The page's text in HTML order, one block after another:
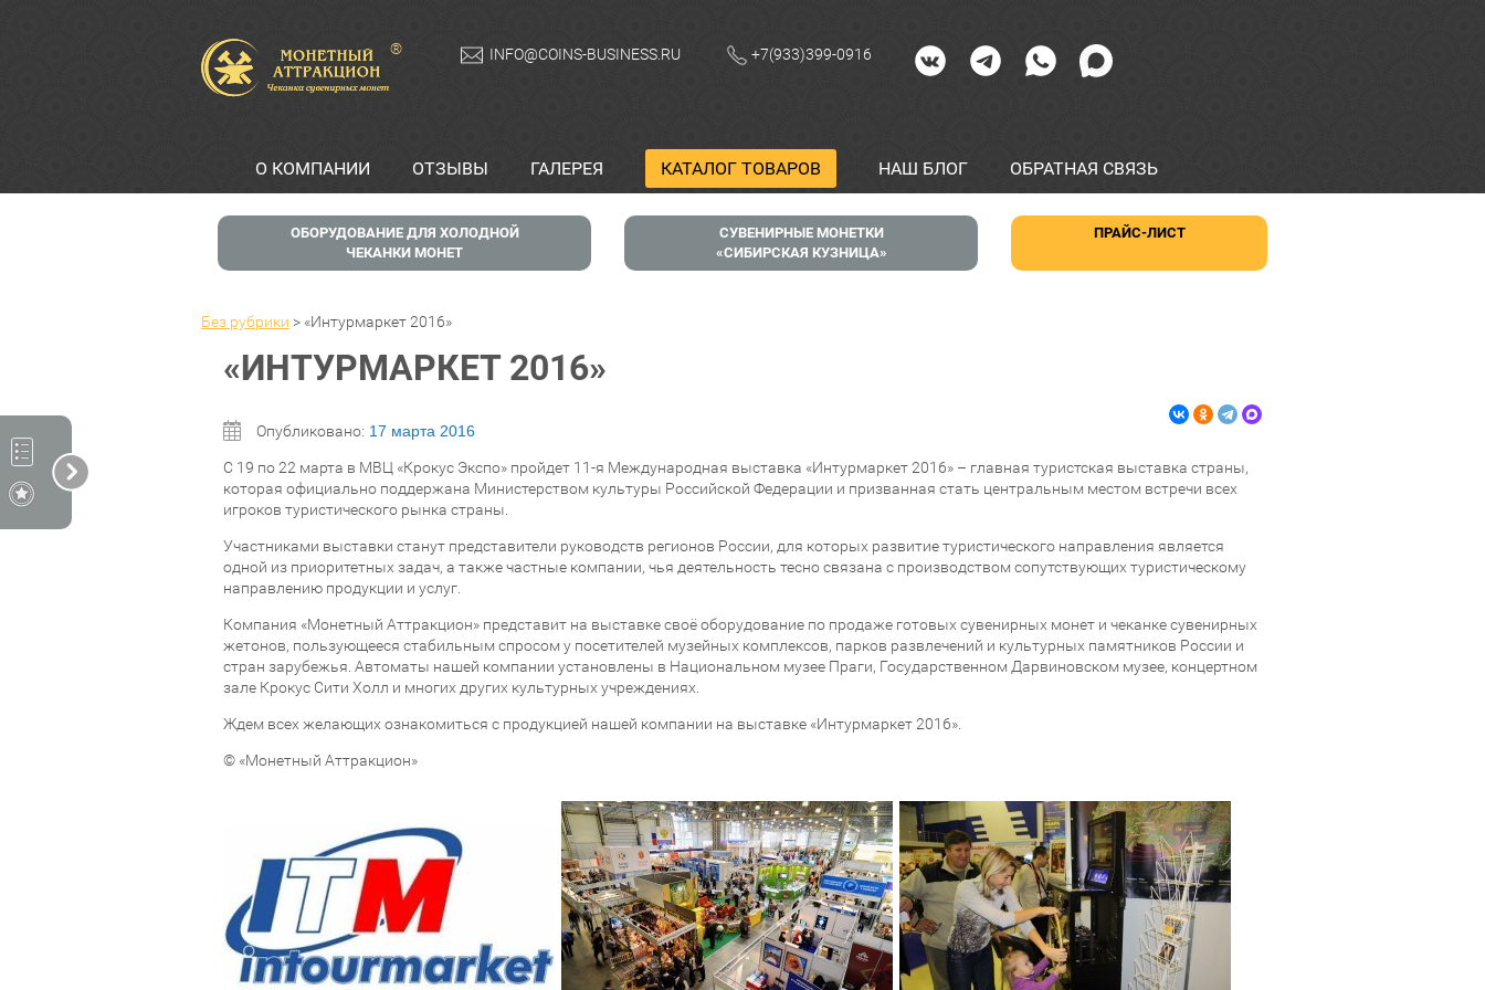
® INFO@COINS-BUSINESS.RU +7(933)399-0916
О КОМПАНИИ ОТЗЫВЫ ГАЛЕРЕЯ КАТАЛОГ ТОВАРОВ НАШ БЛОГ ОБРАТНАЯ СВЯЗЬ
ОБОРУДОВАНИЕ ДЛЯ ХОЛОДНОЙ
ЧЕКАНКИ МОНЕТ
СУВЕНИРНЫЕ МОНЕТКИ
СИБИРСКАЯ КУЗНИЦА
ПРАЙС-ЛИСТ
Без рубрики > «Интурмаркет 2016»
«ИНТУРМАРКЕТ 2016»
Опубликовано: 17 марта 2016
С 19 по 22 марта в МВЦ «Крокус Экспо» пройдет 11-я Международная выставка «Интурмаркет 2016» – главная туристская выставка страны,
которая официально поддержана Министерством культуры Российской Федерации и призванная стать центральным местом встречи всех
игроков туристического рынка страны.
Участниками выставки станут представители руководств регионов России, для которых развитие туристического направления является
одной из приоритетных задач, а также частные компании, чья деятельность тесно связана с производством сопутствующих туристическому
направлению продукции и услуг.
Компания «Монетный Аттракцион» представит на выставке своё оборудование по продаже готовых сувенирных монет и чеканке сувенирных
жетонов, пользующееся стабильным спросом у посетителей музейных комплексов, парков развлечений и культурных памятников России и
стран зарубежья. Автоматы нашей компании установлены в Национальном музее Праги, Государственном Дарвиновском музее, концертном
зале Крокус Сити Холл и многих других культурных учреждениях.
Ждем всех желающих ознакомиться с продукцией нашей компании на выставке «Интурмаркет 2016».
© «Монетный Аттракцион»